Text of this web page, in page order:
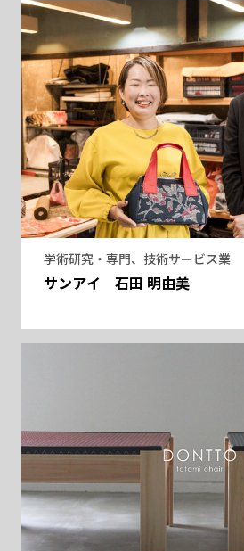
学術研究・専門、技術サービス業
サンアイ 石田 明由美